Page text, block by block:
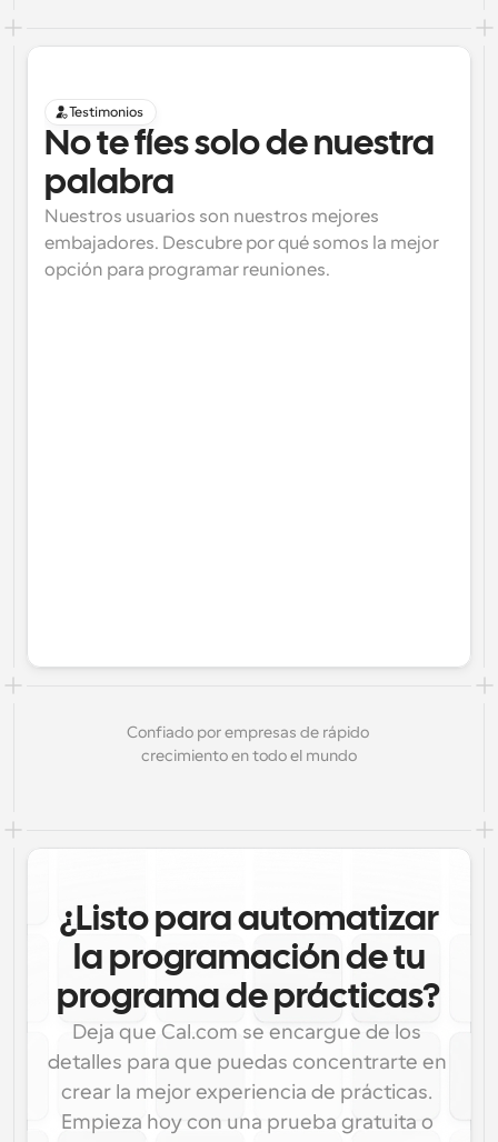
Testimonios
No te fíes solo de nuestra
palabra
Nuestros usuarios son nuestros mejores
embajadores. Descubre por qué somos la mejor
opción para programar reuniones.
Confiado por empresas de rápido
crecimiento en todo el mundo
¿Listo para automatizar
la programación de tu
programa de prácticas?
Deja que Cal.com se encargue de los
detalles para que puedas concentrarte en
crear la mejor experiencia de prácticas.
Empieza hoy con una prueba gratuita o